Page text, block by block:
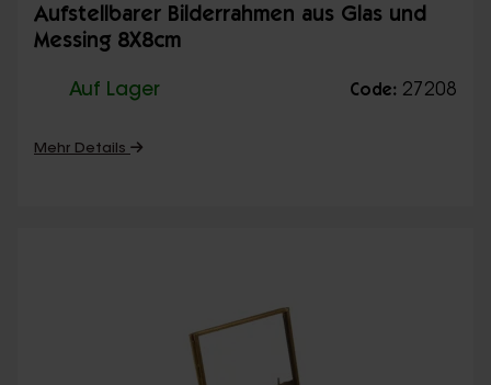
Aufstellbarer Bilderrahmen aus Glas und
Messing 8X8cm
Auf Lager Code: 27208
Mehr Details